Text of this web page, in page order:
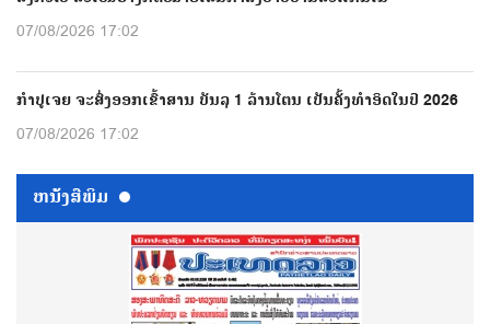
07/08/2026 17:02
ກຳປູເຈຍ ຈະສົ່ງອອກເຂົ້າສານ ບັນລຸ 1 ລ້ານໂຕນ ເປັນຄັ້ງທຳອິດໃນປີ 2026
07/08/2026 17:02
ຫນ້ັງສືພິມ